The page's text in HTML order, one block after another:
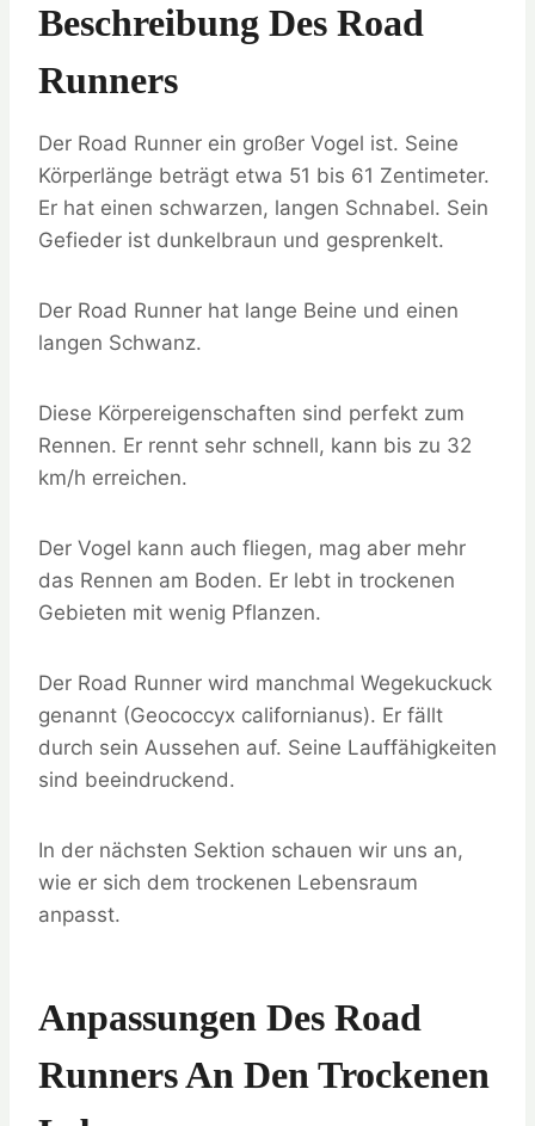
Beschreibung Des Road
Runners
Der Road Runner ein großer Vogel ist. Seine
Körperlänge beträgt etwa 51 bis 61 Zentimeter.
Er hat einen schwarzen, langen Schnabel. Sein
Gefieder ist dunkelbraun und gesprenkelt.
Der Road Runner hat lange Beine und einen
langen Schwanz.
Diese Körpereigenschaften sind perfekt zum
Rennen. Er rennt sehr schnell, kann bis zu 32
km/h erreichen.
Der Vogel kann auch fliegen, mag aber mehr
das Rennen am Boden. Er lebt in trockenen
Gebieten mit wenig Pflanzen.
Der Road Runner wird manchmal Wegekuckuck
genannt (Geococcyx californianus). Er fällt
durch sein Aussehen auf. Seine Lauffähigkeiten
sind beeindruckend.
In der nächsten Sektion schauen wir uns an,
wie er sich dem trockenen Lebensraum
anpasst.
Anpassungen Des Road
Runners An Den Trockenen